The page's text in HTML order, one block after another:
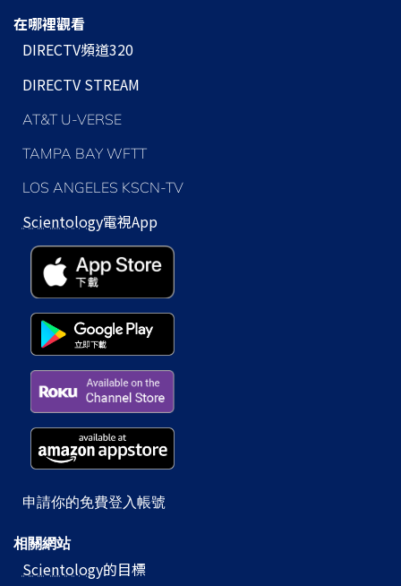
在哪裡觀看
DIRECTV頻道320
DIRECTV STREAM
AT&T U-VERSE
TAMPA BAY WFTT
LOS ANGELES KSCN-TV
Scientology電視App
申請你的免費登入帳號
相關網站
Scientology的目標